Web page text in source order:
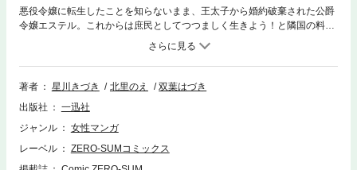
悪役令嬢に転生したことを知らないまま、王太子から婚約破棄された公爵
令嬢エステル。これからは庶民としてつつましく生きよう！と隣国の料理
屋で働くことに。六年後、亡くなった店主の双子の娘ココとミアを育てな
がら料理屋も切り盛りしていたけれど……。双子の兄を名乗る公爵フレデ
リックが訪れ、相続争いに巻き込まれそうな双子たちを守るため恋人のふ
りをすることになり!?ゲームに転生したと知らずに翻弄される悪役令嬢と
ます。単行本版と収録内容が異なる場合がございます。漫画内の告知等は
過去のものとなりますので、ご注意ください。】
著者 星川きづき 北里のえ
双葉はづき
出版社
一迅社
ジャンル
女性マンガ
レーベル
ZERO-SUMコミックス